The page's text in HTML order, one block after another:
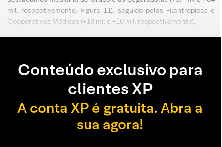
mil, respectivamente, Figura 11), seguido pelas Filantrópicas e
Cooperativas Médicas (+18 mil e +10 mil, respectivamente).
Conteúdo exclusivo para
clientes XP
A conta XP é gratuita. Abra a
sua agora!